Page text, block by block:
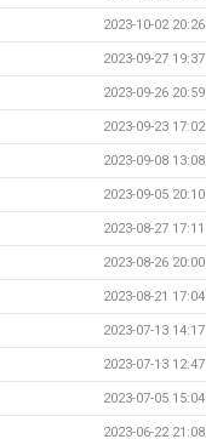
2023-10-02 20:26
2023-09-27 19:37
2023-09-26 20:59
2023-09-23 17:02
2023-09-08 13:08
2023-09-05 20:10
2023-08-27 17:11
2023-08-26 20:00
2023-08-21 17:04
2023-07-13 14:17
2023-07-13 12:47
2023-07-05 15:04
2023-06-22 21:08